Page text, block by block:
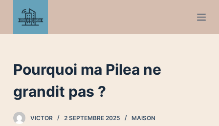
s
e
c
Pourquoi ma Pilea ne
grandit pas ?
VICTOR 2 SEPTEMBRE 2025 MAISON